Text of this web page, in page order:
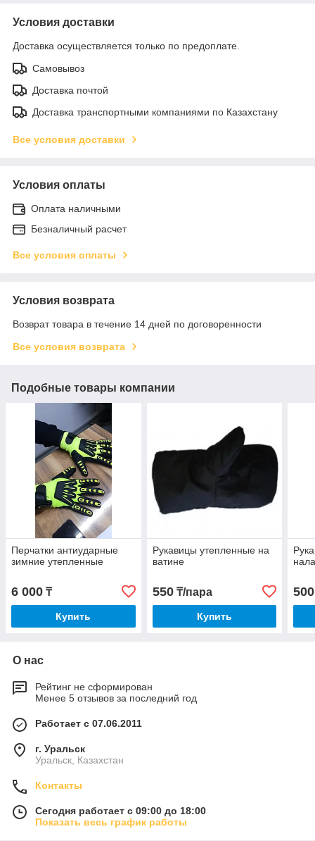
Условия доставки
Доставка осуществляется только по предоплате.
Самовывоз
Доставка почтой
Доставка транспортными компаниями по Казахстану
Все условия доставки
Условия оплаты
Оплата наличными
Безналичный расчет
Все условия оплаты
Условия возврата
Возврат товара в течение 14 дней по договоренности
Все условия возврата
Подобные товары компании
Перчатки антиударные
зимние утепленные
6 000 ₸
Купить
Рукавицы утепленные на
ватине
550₸/пара
Купить
500
О нас
Рейтинг не сформирован
Менее 5 отзывов за последний год
Работает с 07.06.2011
г. Уральск
Уральск, Казахстан
Контакты
Сегодня работает с 09:00 до 18:00
Показать весь график работы